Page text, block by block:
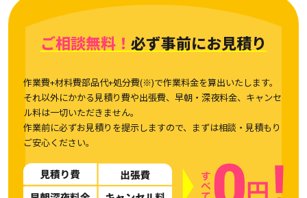
ご相談無料！ 必ず事前にお見積り
作業費+材料費部品代+処分費(※)で作業料金を算出いたします。
それ以外にかかる見積り費や出張費、早朝・深夜料金、キャンセ
ル料は一切いただきません。
作業前に必ずお見積りを提示しますので、まずは相談・見積もり
ご安心ください。